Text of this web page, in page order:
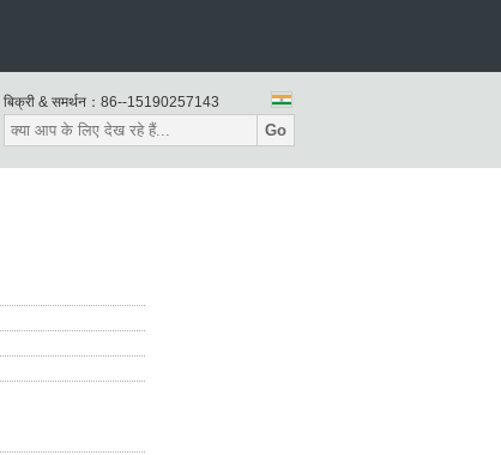
बिक्री & समर्थन： 86--15190257143
Go